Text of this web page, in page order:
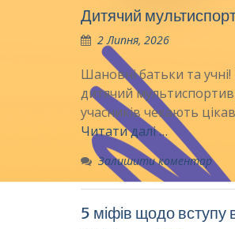
Дитячий
2 Липня, 2026
Шановні батьки та
дитячий
учасників чекають
Читати далі …
Залишити коментар
5 міфів щодо вступу